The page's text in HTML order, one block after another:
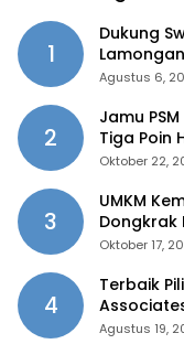
1
Dukung
Agustus 6,
2
Jamu
Tiga Poin
Oktober 22,
3
UMKM
Dongkrak
Oktober 17,
4
Terbaik
2025”
Agustus 19,